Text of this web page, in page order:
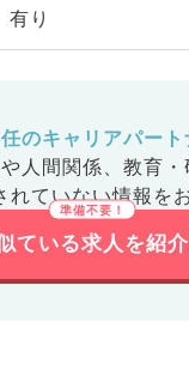
有り
のキャリアパート
人間関係、 教育・
ていない情報を
ている求人を紹